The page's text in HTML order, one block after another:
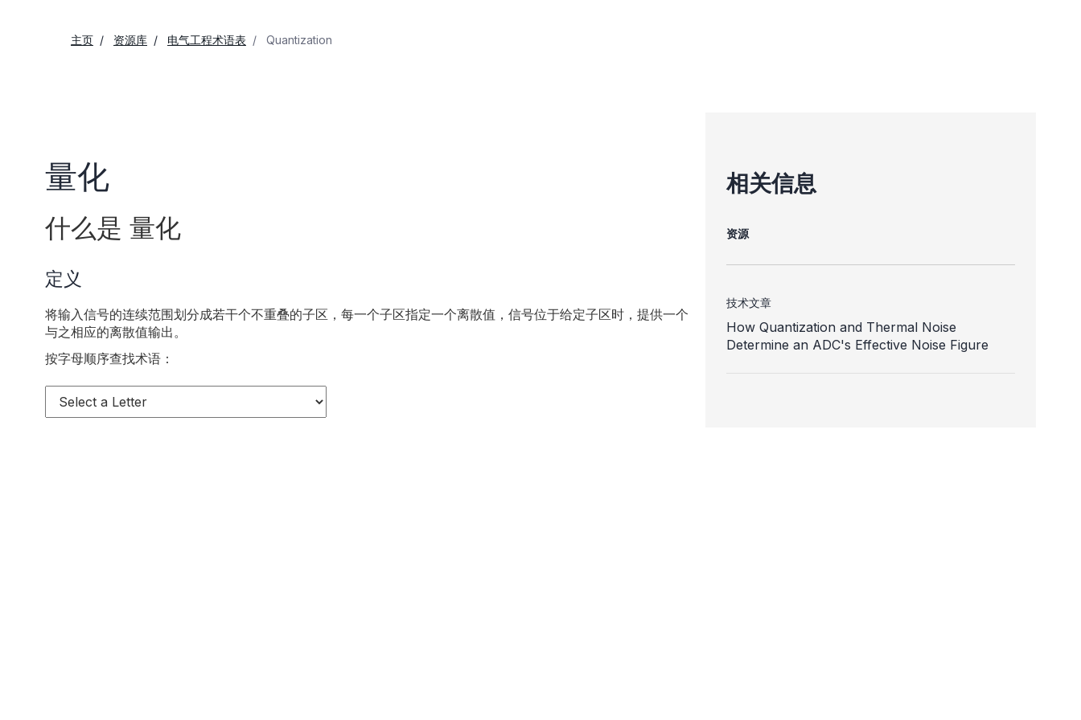
主页 资源库 电气工程术语表 Quantization
量化
什么是 量化
定义
将输入信号的连续范围划分成若干个不重叠的子区，每一个子区指定一个离散值，信号位于给定子区时，提供一个
与之相应的离散值输出。
按字母顺序查找术语：
相关信息
资源
技术文章
How Quantization and Thermal Noise
Determine an ADC's Effective Noise Figure